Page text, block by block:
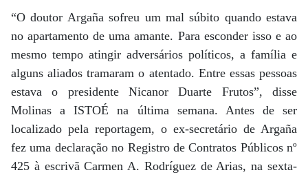
“O doutor Argaña sofreu um mal súbito quando estava
no apartamento de uma amante. Para esconder isso e ao
mesmo tempo atingir adversários políticos, a família e
alguns aliados tramaram o atentado. Entre essas pessoas
estava o presidente Nicanor Duarte Frutos”, disse
Molinas a ISTOÉ na última semana. Antes de ser
localizado pela reportagem, o ex-secretário de Argaña
fez uma declaração no Registro de Contratos Públicos nº
425 à escrivã Carmen A. Rodríguez de Arias, na sexta-